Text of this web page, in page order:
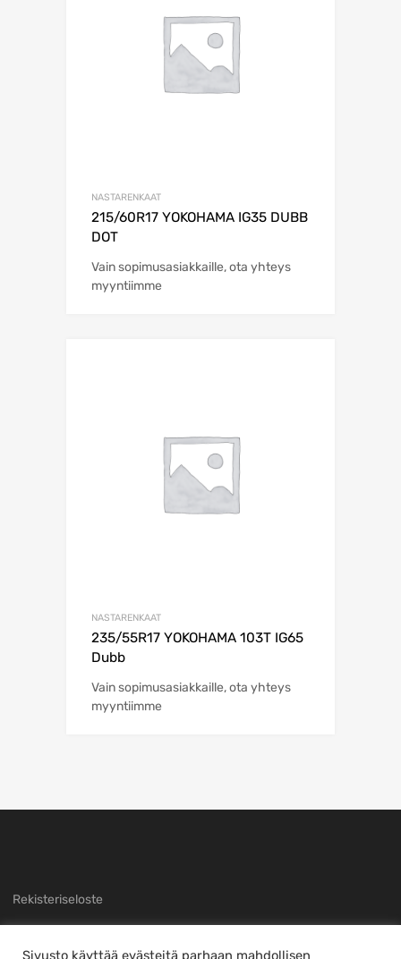
NASTARENKAAT
215/60R17 YOKOHAMA IG35 DUBB
DOT
Vain sopimusasiakkaille, ota yhteys
myyntiimme
NASTARENKAAT
235/55R17 YOKOHAMA 103T IG65
Dubb
Vain sopimusasiakkaille, ota yhteys
myyntiimme
Rekisteriseloste
Sivusto käyttää evästeitä parhaan mahdollisen